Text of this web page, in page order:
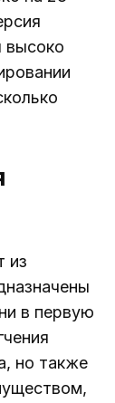
высоко
из
в первую
но также